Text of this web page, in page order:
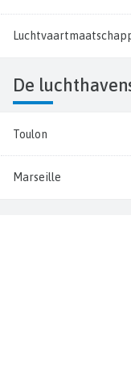
De
Toulon
Marseille